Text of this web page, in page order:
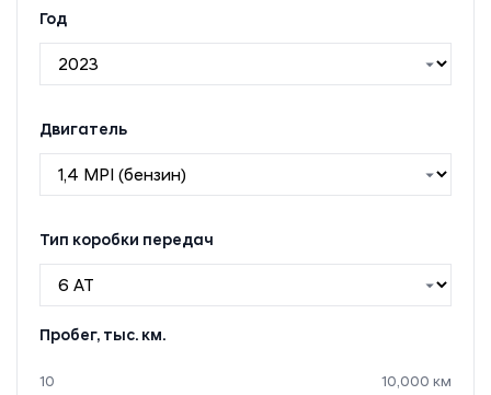
Год
Двигатель
Тип коробки передач
Пробег, тыс. км.
10 10,000 км